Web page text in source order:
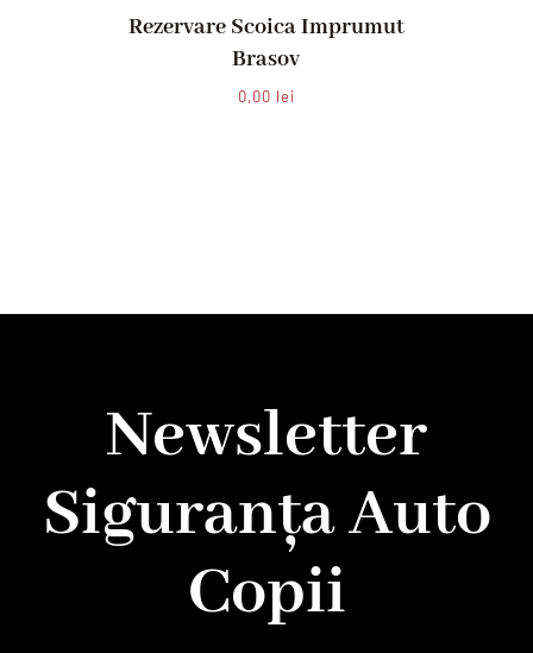
Rezervare Scoica Imprumut
Brasov
0,00 lei
Newsletter
Siguranța Auto
Copii